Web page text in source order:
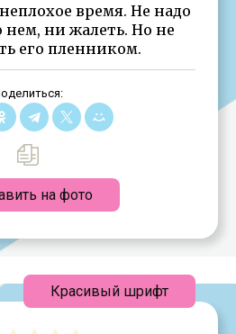
время. Не надо
нем, ни жалеть. Но не
его пленником.
на фото
Красивый шрифт